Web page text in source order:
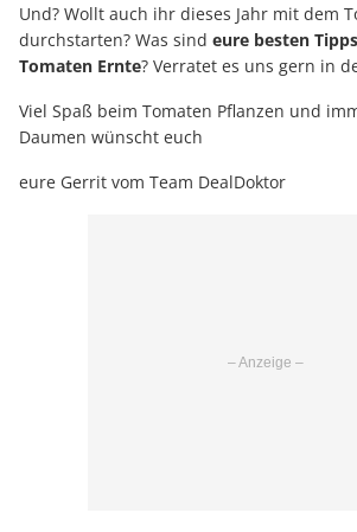
Und? Wollt auch ihr dieses Jahr mit dem
durchstarten? Was sind eure besten
Tomaten Ernte? Verratet es uns gern in
Viel Spaß beim Tomaten Pflanzen und
Daumen wünscht euch
eure Gerrit vom Team DealDoktor